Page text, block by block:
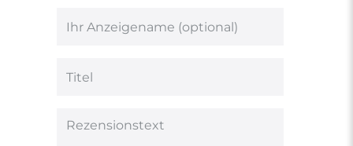
von
von
von
von
Bewertungssternen
Anzeigename